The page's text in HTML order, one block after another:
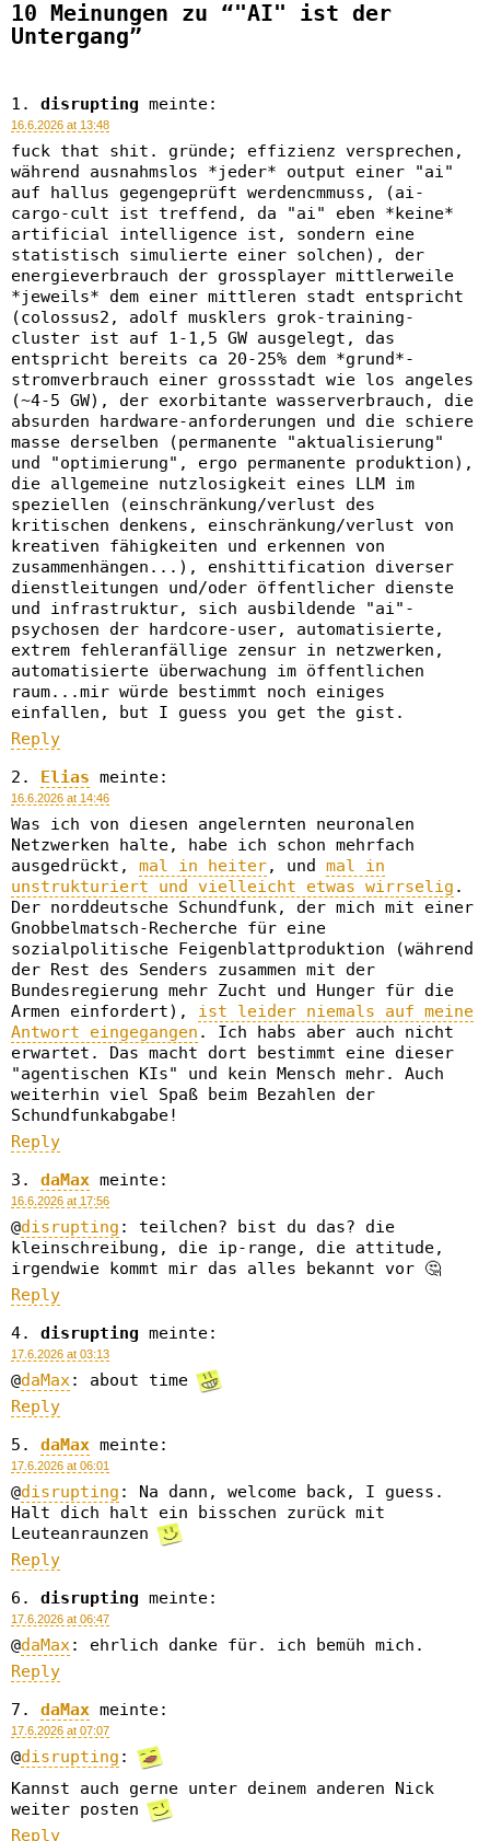
10 Meinungen zu “"AI" ist der
Untergang”
disrupting meinte:
16.6.2026 at 13:48
fuck that shit. gründe; effizienz versprechen,
während ausnahmslos *jeder* output einer "ai"
auf hallus gegengeprüft werdencmmuss, (ai-
cargo-cult ist treffend, da "ai" eben *keine*
artificial intelligence ist, sondern eine
statistisch simulierte einer solchen), der
energieverbrauch der grossplayer mittlerweile
*jeweils* dem einer mittleren stadt entspricht
(colossus2, adolf musklers grok-training-
cluster ist auf 1-1,5 GW ausgelegt, das
entspricht bereits ca 20-25% dem *grund*-
stromverbrauch einer grossstadt wie los angeles
(~4-5 GW), der exorbitante wasserverbrauch, die
absurden hardware-anforderungen und die schiere
masse derselben (permanente "aktualisierung"
und "optimierung", ergo permanente produktion),
die allgemeine nutzlosigkeit eines LLM im
speziellen (einschränkung/verlust des
kritischen denkens, einschränkung/verlust von
kreativen fähigkeiten und erkennen von
zusammenhängen...), enshittification diverser
dienstleitungen und/oder öffentlicher dienste
und infrastruktur, sich ausbildende "ai"-
psychosen der hardcore-user, automatisierte,
extrem fehleranfällige zensur in netzwerken,
automatisierte überwachung im öffentlichen
raum...mir würde bestimmt noch einiges
einfallen, but I guess you get the gist.
Reply
Elias meinte:
16.6.2026 at 14:46
Was ich von diesen angelernten neuronalen
Netzwerken halte, habe ich schon mehrfach
ausgedrückt, mal in heiter, und mal in
unstrukturiert und vielleicht etwas wirrselig .
Der norddeutsche Schundfunk, der mich mit einer
Gnobbelmatsch-Recherche für eine
sozialpolitische Feigenblattproduktion (während
der Rest des Senders zusammen mit der
Bundesregierung mehr Zucht und Hunger für die
Armen einfordert), ist leider niemals auf meine
Antwort eingegangen . Ich habs aber auch nicht
erwartet. Das macht dort bestimmt eine dieser
"agentischen KIs" und kein Mensch mehr. Auch
weiterhin viel Spaß beim Bezahlen der
Schundfunkabgabe!
Reply
daMax meinte:
16.6.2026 at 17:56
@disrupting : teilchen? bist du das? die
kleinschreibung, die ip-range, die attitude,
irgendwie kommt mir das alles bekannt vor 🤔
Reply
disrupting meinte:
17.6.2026 at 03:13
@daMax: about time
Reply
daMax meinte:
17.6.2026 at 06:01
@disrupting : Na dann, welcome back, I guess.
Halt dich halt ein bisschen zurück mit
Leuteanraunzen
Reply
disrupting meinte:
17.6.2026 at 06:47
@daMax: ehrlich danke für. ich bemüh mich.
Reply
daMax meinte:
17.6.2026 at 07:07
@disrupting :
Kannst auch gerne unter deinem anderen Nick
weiter posten
Reply